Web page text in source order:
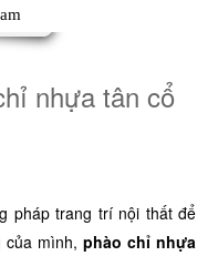
nhựa tân cổ
pháp trang trí nội thất để
của mình, phào chỉ nhựa